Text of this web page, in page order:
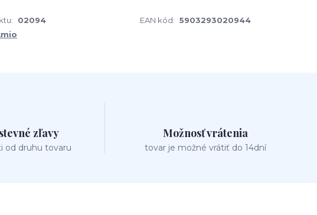
02094 EAN kód: 5903293020944
zľavy
od druhu tovaru
Možnosť vrátenia
tovar je možné vrátiť do 14dní